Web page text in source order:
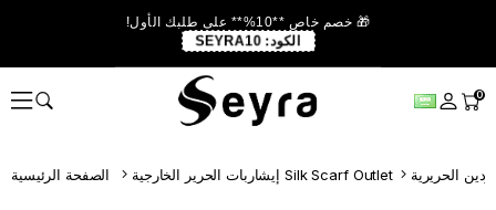
🎁 خصم خاص **10%** على طلبك الأول!
الكود: SEYRA10
0
إيشاربات الحرير الخارجية Silk Scarf Outlet